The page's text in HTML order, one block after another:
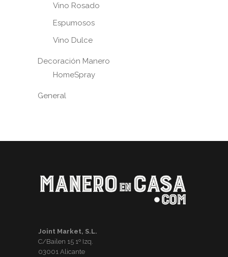
Vino Rosado
Espumosos
Vino Dulce
Decoración Manero
HomeSpray
General
Joint Market, S.L.
C/Bailen 15 1º Izq.
03001 Alicante